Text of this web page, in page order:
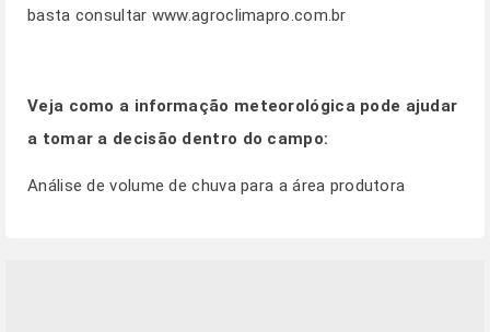
basta consultar www.agroclimapro.com.br
Veja como a informação meteorológica pode ajudar
a tomar a decisão dentro do campo:
Análise de volume de chuva para a área produtora